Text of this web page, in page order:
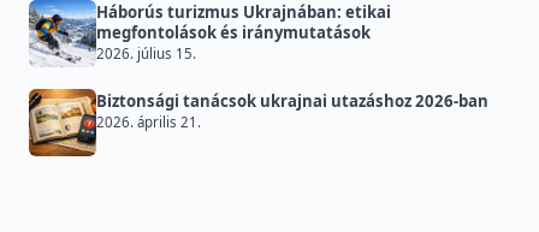
Háborús turizmus Ukrajnában: etikai
megfontolások és iránymutatások
2026. július 15.
Biztonsági tanácsok ukrajnai utazáshoz 2026-ban
2026. április 21.